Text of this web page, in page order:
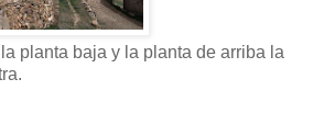
planta baja y la planta de arriba la